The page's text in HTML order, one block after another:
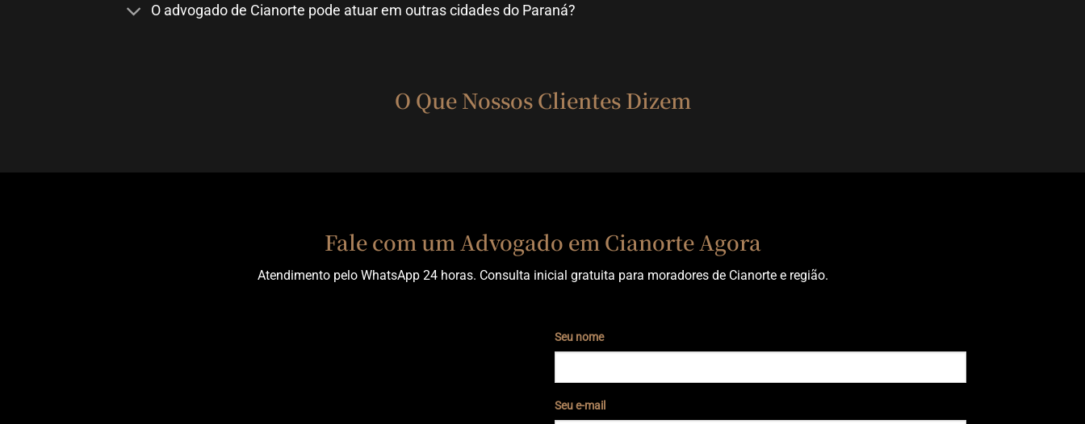
O advogado de Cianorte pode atuar em outras cidades do Paraná?
O Que Nossos Clientes Dizem
Fale com um Advogado em Cianorte Agora
Atendimento pelo WhatsApp 24 horas. Consulta inicial gratuita para moradores de Cianorte e região.
Seu nome
Seu e-mail